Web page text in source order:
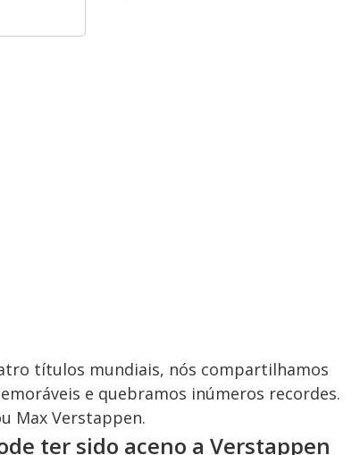
títulos mundiais, nós compartilhamos
e quebramos inúmeros recordes.
Max Verstappen.
ter sido aceno a Verstappen